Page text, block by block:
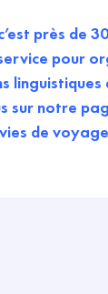
près de
pour
sur notre
de